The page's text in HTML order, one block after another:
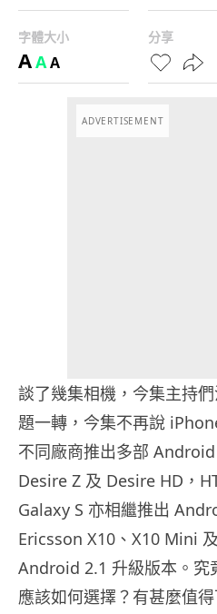
字體大小
AAA
分享
ADVERTISEMENT
談了幾集相機，今集主持
題一轉，今集不再說
不同廠商推出多部
Desire Z 及 Desire HD，
Galaxy S 亦相繼推出
Ericsson X10、X10 Mini
Android 2.1 升級版本。
應該如何選擇？有甚麼值